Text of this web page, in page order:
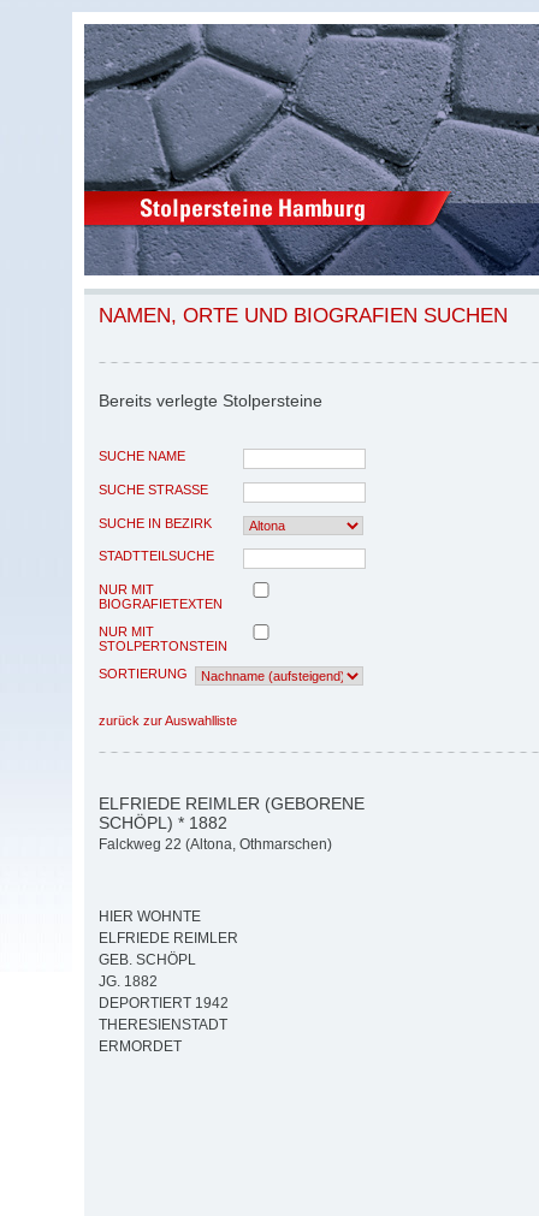
NAMEN, ORTE UND BIOGRAFIEN SUCHEN
Bereits verlegte Stolpersteine
SUCHE NAME
SUCHE STRASSE
SUCHE IN BEZIRK
STADTTEILSUCHE
NUR MIT
BIOGRAFIETEXTEN
NUR MIT
STOLPERTONSTEIN
SORTIERUNG
zurück zur Auswahlliste
ELFRIEDE REIMLER (GEBORENE
SCHÖPL) * 1882
Falckweg 22 (Altona, Othmarschen)
HIER WOHNTE
ELFRIEDE REIMLER
GEB. SCHÖPL
JG. 1882
DEPORTIERT 1942
THERESIENSTADT
ERMORDET